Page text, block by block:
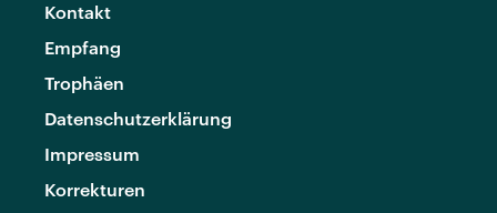
Kontakt
Empfang
Trophäen
Datenschutzerklärung
Impressum
Korrekturen